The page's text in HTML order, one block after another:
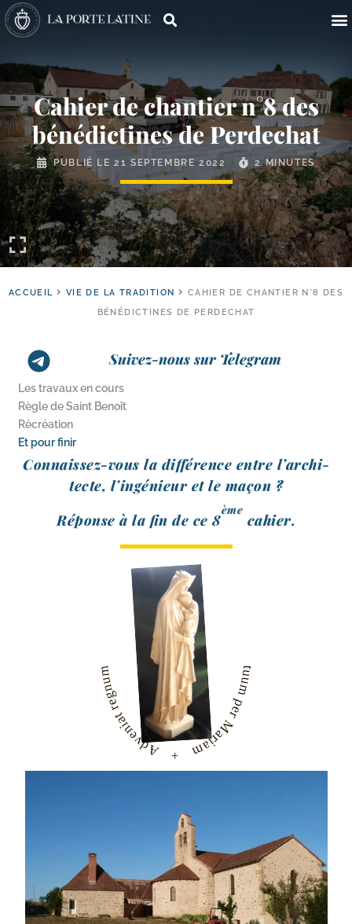
Cahier de chantier n°8 des
bénédictines de Perdechat
PUBLIÉ LE21 SEPTEMBRE 2022 2 MINUTES
ACCUEIL VIE DE LA TRADITION
CAHIER DE CHANTIER N°8 DES
BÉNÉDICTINES DE PERDECHAT
Suivez-nous sur Telegram
Les travaux en cours
Règle de Saint Benoît
Récréation
Et pour finir
Connaissez-​vous la dif­fé­rence entre l’ar­chi­
tecte, l’in­gé­nieur et le maçon ?
Réponse à la fin de ce 8
ème
cahier.